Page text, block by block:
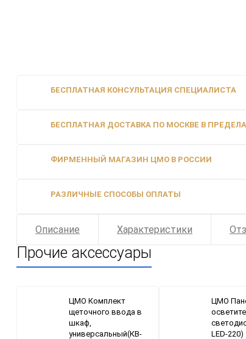
БЕСПЛАТНАЯ КОНСУЛЬТАЦИЯ СПЕЦИАЛИСТА
БЕСПЛАТНАЯ ДОСТАВКА ПО МОСКВЕ В
ФИРМЕННЫЙ МАГАЗИН ЦМО В РОССИИ
РАЗЛИЧНЫЕ СПОСОБЫ ОПЛАТЫ
Описание Характеристики
Прочие аксессуары
ЦМО Комплект
щеточного ввода в
шкаф,
универсальный(КВ-
ЦМО
LED-220)